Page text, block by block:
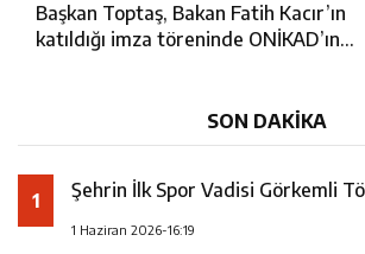
Başkan Toptaş, Bakan Fatih Kacır’ın
katıldığı imza töreninde ONİKAD’ın
SON DAKİKA
1 Şehrin İlk Spor Vadisi Görkemli
1 Haziran 2026-16:19